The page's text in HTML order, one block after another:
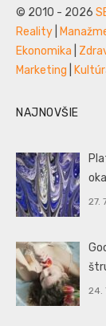
© 2010 - 2026
Reality
Ekonomika
Marketing
NAJNOVŠIE
27.
24.